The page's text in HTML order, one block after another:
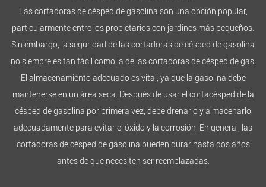
Las cortadoras de césped de gasolina son una opción popular,
particularmente entre los propietarios con jardines más pequeños.
Sin embargo, la seguridad de las cortadoras de césped de gasolina
no siempre es tan fácil como la de las cortadoras de césped de gas.
El almacenamiento adecuado es vital, ya que la gasolina debe
mantenerse en un área seca. Después de usar el cortacésped de la
césped de gasolina por primera vez, debe drenarlo y almacenarlo
adecuadamente para evitar el óxido y la corrosión. En general, las
cortadoras de césped de gasolina pueden durar hasta dos años
antes de que necesiten ser reemplazadas.